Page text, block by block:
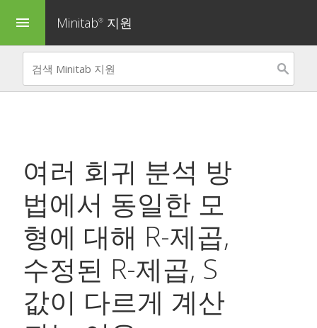
menu Minitab® 지원
여러 회귀 분석 방
법에서 동일한 모
형에 대해 R-제곱,
수정된 R-제곱, S
값이 다르게 계산